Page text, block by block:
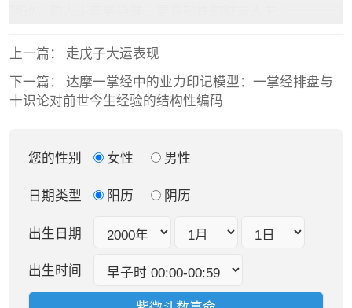
上一篇： 走戊子大运表现
下一篇： 达摩一掌经中的业力印记模型：一掌经排盘与
十识论对前世今生经验的结构性编码
您的性别 女性 男性
日期类型 阳历 阴历
出生日期
出生时间